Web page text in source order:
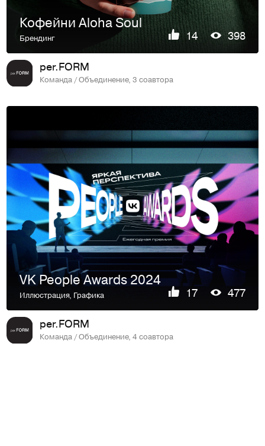
Кофейни Aloha Soul
Брендинг 14 398
per.FORM
Команда / Объединение, 3 соавтора
VK People Awards 2024
Иллюстрация, Графика 17 477
per.FORM
Команда / Объединение, 4 соавтора